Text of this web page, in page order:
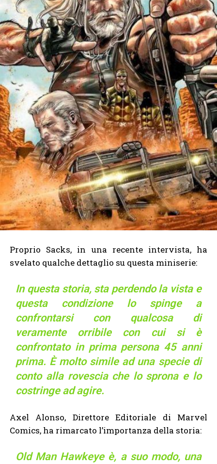
Proprio Sacks, in una recente intervista, ha
svelato qualche dettaglio su questa miniserie:
In questa storia, sta perdendo la vista e
questa condizione lo spinge a
confrontarsi con qualcosa di
veramente orribile con cui si è
confrontato in prima persona 45 anni
prima. È molto simile ad una specie di
conto alla rovescia che lo sprona e lo
costringe ad agire.
Axel Alonso, Direttore Editoriale di Marvel
Comics, ha rimarcato l’importanza della storia:
Old Man Hawkeye è, a suo modo, una